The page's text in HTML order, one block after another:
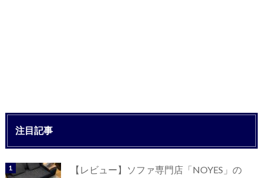
注目記事
【レビュー】ソファ専門店「NOYES」の